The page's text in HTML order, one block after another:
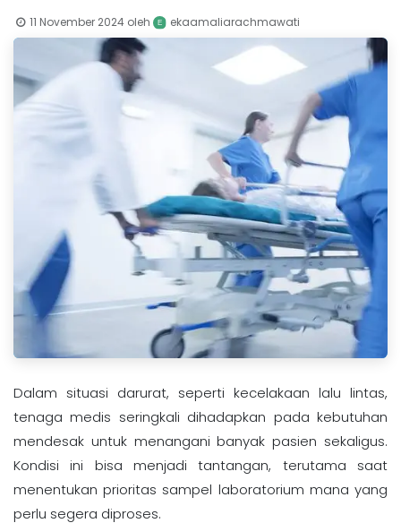
11 November 2024 oleh ekaamaliarachmawati
Dalam situasi darurat, seperti kecelakaan lalu lintas,
tenaga medis seringkali dihadapkan pada kebutuhan
mendesak untuk menangani banyak pasien sekaligus.
Kondisi ini bisa menjadi tantangan, terutama saat
menentukan prioritas sampel laboratorium mana yang
perlu segera diproses.